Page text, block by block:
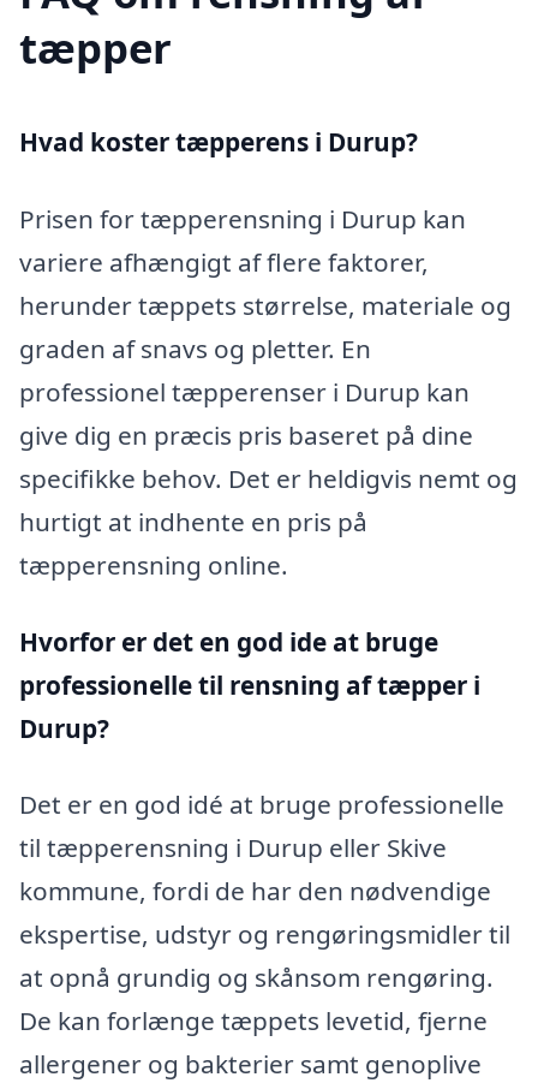
tæpper
Hvad koster tæpperens i Durup?
Prisen for tæpperensning i Durup kan
variere afhængigt af flere faktorer,
herunder tæppets størrelse, materiale og
graden af snavs og pletter. En
professionel tæpperenser i Durup kan
give dig en præcis pris baseret på dine
specifikke behov. Det er heldigvis nemt og
hurtigt at indhente en pris på
tæpperensning online.
Hvorfor er det en god ide at bruge
professionelle til rensning af tæpper i
Durup?
Det er en god idé at bruge professionelle
til tæpperensning i Durup eller Skive
kommune, fordi de har den nødvendige
ekspertise, udstyr og rengøringsmidler til
at opnå grundig og skånsom rengøring.
De kan forlænge tæppets levetid, fjerne
allergener og bakterier samt genoplive